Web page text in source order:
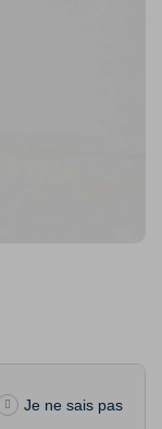
Je ne sais pas